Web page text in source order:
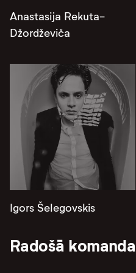
Anastasija Rekuta-
Džordževiča
Igors Šelegovskis
Radošā komanda